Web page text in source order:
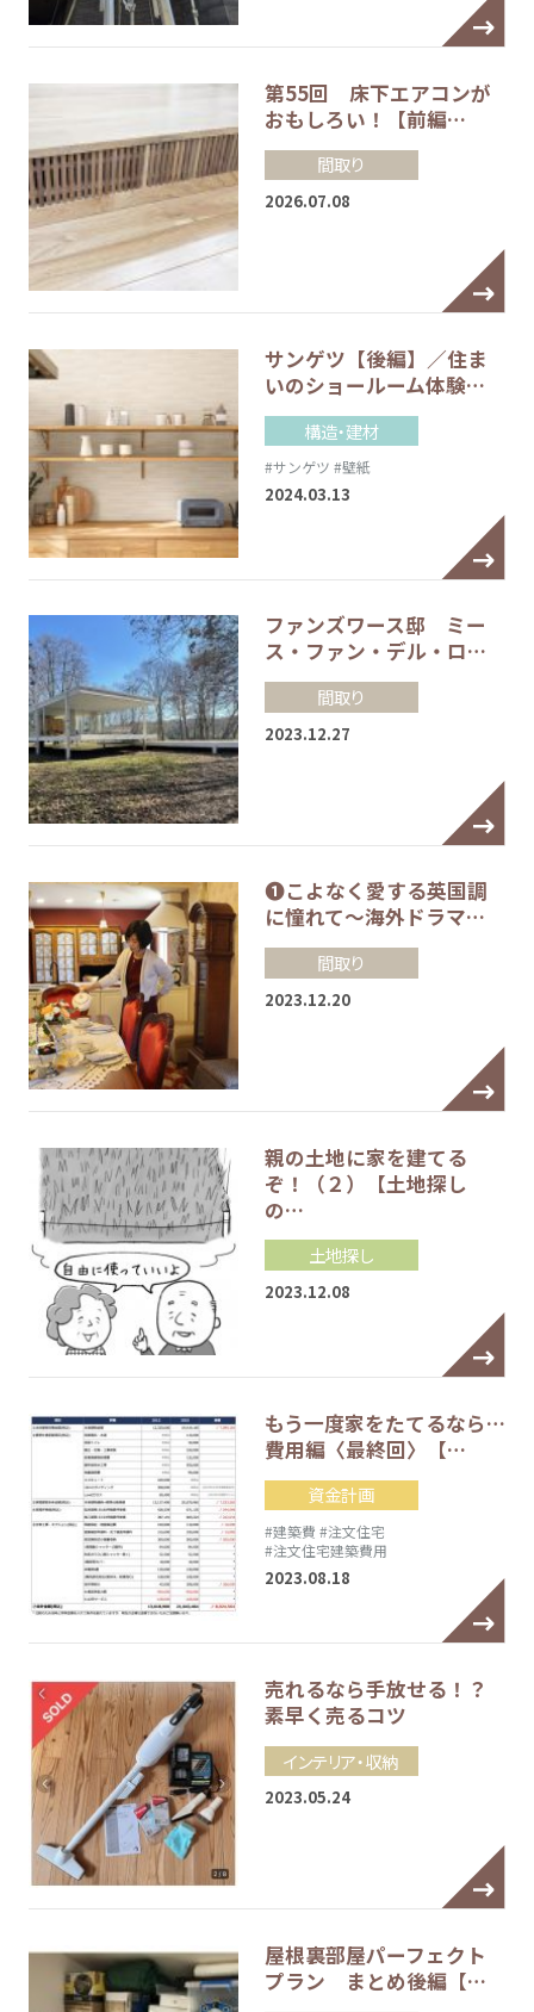
第55回 床下エアコンが
おもしろい！【前編…
間取り
2026.07.08
サンゲツ【後編】／住ま
いのショールーム体験…
構造・建材
#サンゲツ #壁紙
2024.03.13
ファンズワース邸 ミー
ス・ファン・デル・ロ…
間取り
2023.12.27
❶こよなく愛する英国調
に憧れて～海外ドラマ…
間取り
2023.12.20
親の土地に家を建てる
ぞ！（２）【土地探し
の…
土地探し
2023.12.08
もう一度家をたてるなら…
費用編〈最終回〉【…
資金計画
#建築費 #注文住宅
#注文住宅建築費用
2023.08.18
売れるなら手放せる！？
素早く売るコツ
インテリア・収納
2023.05.24
屋根裏部屋パーフェクト
プラン まとめ後編【…